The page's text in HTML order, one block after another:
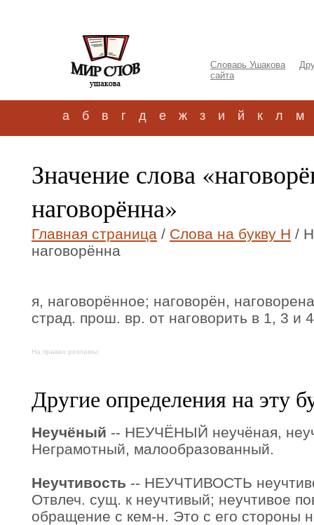
Словарь Ушакова
сайта
а б в г д е ж з и й к л м
Значение слова
наговорённа»
Главная страница / Слова на букву Н /
наговорённа
я, наговорённое; наговорён,
страд. прош. вр. от наговорить в 1, 3 и
На правах рекламы:
Другие определения на эту
Неучёный -- НЕУЧЁНЫЙ неучёная,
Неграмотный, малообразованный.
Неучтивость -- НЕУЧТИВОСТЬ
Отвлеч. сущ. к неучтивый; неучтивое
обращение с кем-н. Это с его стороны